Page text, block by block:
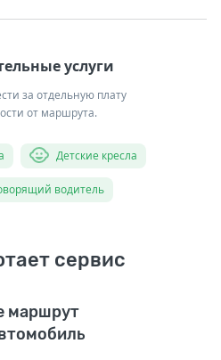
услуги
за отдельную плату
от маршрута.
Детские кресла
водитель
сервис
маршрут